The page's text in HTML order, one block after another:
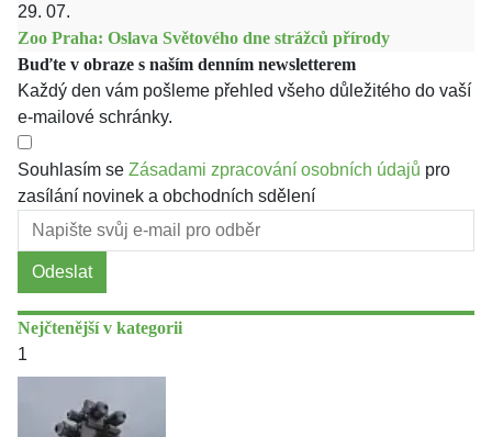
29. 07.
Zoo Praha: Oslava Světového dne strážců přírody
Buďte v obraze s naším denním newsletterem
Každý den vám pošleme přehled všeho důležitého do vaší
e-mailové schránky.
Souhlasím se Zásadami zpracování osobních údajů pro
zasílání novinek a obchodních sdělení
Odeslat
Nejčtenější v kategorii
1